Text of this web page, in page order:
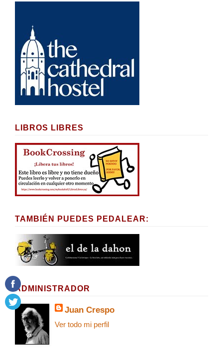
LIBROS LIBRES
TAMBIÉN PUEDES PEDALEAR:
ADMINISTRADOR
Juan Crespo
Ver todo mi perfil